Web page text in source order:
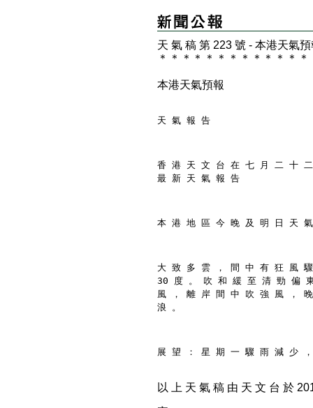
天 氣 稿 第 223 號 - 本港天氣
＊
＊ ＊ ＊ ＊ ＊ ＊ ＊ ＊ ＊ ＊ ＊ ＊
本港天氣預報
天 氣 報 告
香 港 天 文 台 在 七 月 二 十
最 新 天 氣 報 告
本 港 地 區 今 晚 及 明 日 天
大 致 多 雲 ， 間 中 有 狂 風
30 度 。 吹 和 緩 至 清 勁 偏
風 ， 離 岸 間 中 吹 強 風 ，
浪 。
展 望 ： 星 期 一 驟 雨 減 少
以 上 天 氣 稿 由 天 文 台 於